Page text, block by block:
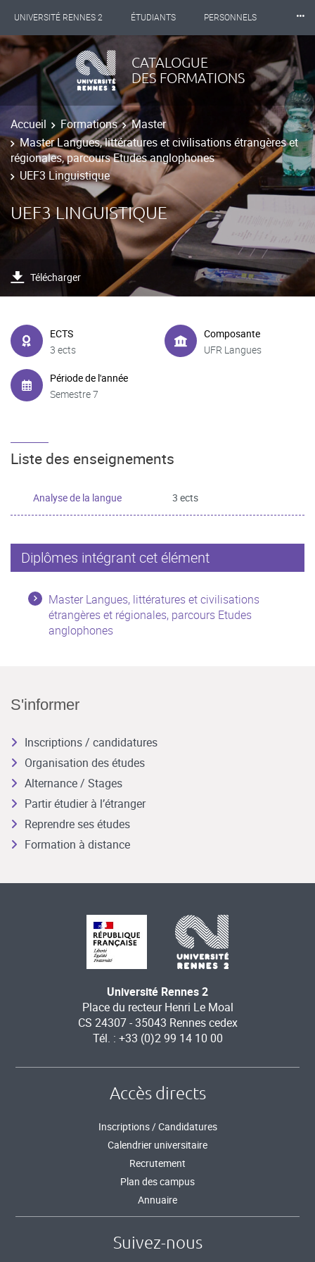
UNIVERSITÉ RENNES 2 ÉTUDIANTS PERSONNELS
INTERNATIONAL PROFESSIONNELS BIBLIOTHÈQUES
LES NOUVELLES DE RENNES 2
⸱⸱⸱
CATALOGUE
DES FORMATIONS
Accueil Formations
Master
Master Langues, littératures et civilisations étrangères et
régionales, parcours Etudes anglophones
UEF3 Linguistique
UEF3 LINGUISTIQUE
Télécharger
ECTS
3 ects
Composante
UFR Langues
Période de l'année
Semestre 7
Liste des enseignements
Analyse de la langue 3 ects
Diplômes intégrant cet élément
Master Langues, littératures et civilisations
étrangères et régionales, parcours Etudes
anglophones
S'informer
Inscriptions / candidatures
Organisation des études
Alternance / Stages
Partir étudier à l’étranger
Reprendre ses études
Formation à distance
Université Rennes 2
Place du recteur Henri Le Moal
CS 24307 - 35043 Rennes cedex
Tél. : +33 (0)2 99 14 10 00
Accès directs
Inscriptions / Candidatures
Calendrier universitaire
Recrutement
Plan des campus
Annuaire
Suivez-nous